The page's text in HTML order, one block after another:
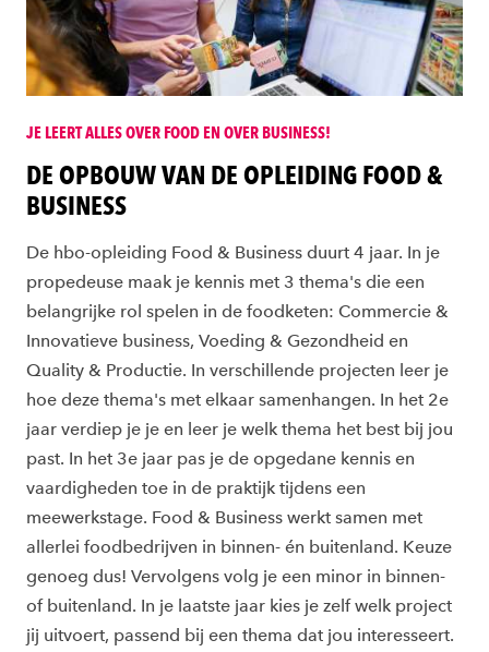
JE LEERT ALLES OVER FOOD EN OVER BUSINESS!
DE OPBOUW VAN DE OPLEIDING FOOD &
BUSINESS
De hbo-opleiding Food & Business duurt 4 jaar. In je
propedeuse maak je kennis met 3 thema's die een
belangrijke rol spelen in de foodketen: Commercie &
Innovatieve business, Voeding & Gezondheid en
Quality & Productie. In verschillende projecten leer je
hoe deze thema's met elkaar samenhangen. In het 2e
jaar verdiep je je en leer je welk thema het best bij jou
past. In het 3e jaar pas je de opgedane kennis en
vaardigheden toe in de praktijk tijdens een
meewerkstage. Food & Business werkt samen met
allerlei foodbedrijven in binnen- én buitenland. Keuze
genoeg dus! Vervolgens volg je een minor in binnen-
of buitenland. In je laatste jaar kies je zelf welk project
jij uitvoert, passend bij een thema dat jou interesseert.